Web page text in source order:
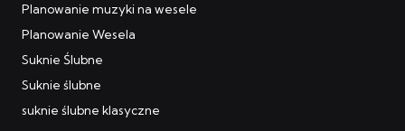
Planowanie muzyki na wesele
Planowanie Wesela
Suknie Ślubne
Suknie ślubne
suknie ślubne klasyczne